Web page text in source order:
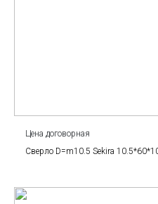
Цена договорная
Сверло D=m10.5 Sekira